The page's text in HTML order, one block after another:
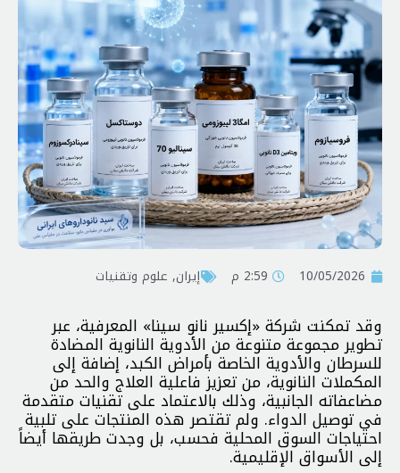
10/05/2026 2:59 م إيران, علوم وتقنيات
وقد تمكنت شركة «إكسير نانو سينا» المعرفية، عبر
تطوير مجموعة متنوعة من الأدوية النانوية المضادة
للسرطان والأدوية الخاصة بأمراض الكبد، إضافة إلى
المكملات النانوية، من تعزيز فاعلية العلاج والحد من
مضاعفاته الجانبية، وذلك بالاعتماد على تقنيات متقدمة
في توصيل الدواء. ولم تقتصر هذه المنتجات على تلبية
احتياجات السوق المحلية فحسب، بل وجدت طريقها أيضاً
إلى الأسواق الإقليمية.